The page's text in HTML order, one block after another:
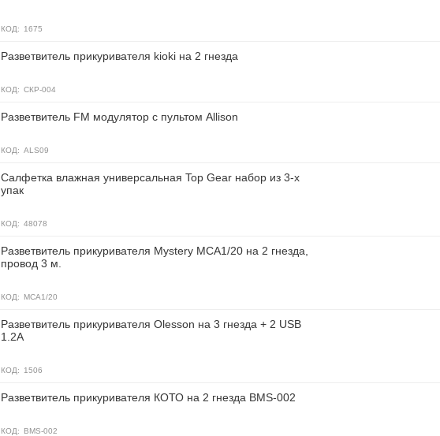
КОД: 1675
Разветвитель прикуривателя kioki на 2 гнезда
КОД: СКР-004
Разветвитель FM модулятор с пультом Allison
КОД: ALS09
Салфетка влажная универсальная Top Gear набор из 3-х
упак
КОД: 48078
Разветвитель прикуривателя Mystery MCA1/20 на 2 гнезда,
провод 3 м.
КОД: MCA1/20
Разветвитель прикуривателя Olesson на 3 гнезда + 2 USB
1.2A
КОД: 1506
Разветвитель прикуривателя КОТО на 2 гнезда BMS-002
КОД: BMS-002